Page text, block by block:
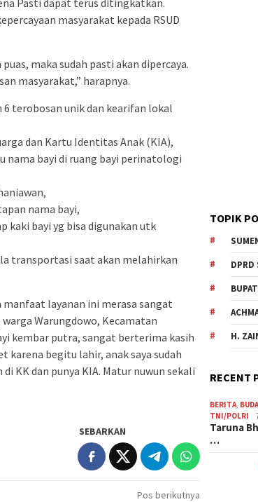
Pasti dapat terus ditingkatkan.
masyarakat kepada RSUD
maka sudah pasti akan dipercaya.
masyarakat,” harapnya.
6 terobosan unik dan kearifan lokal
dan Kartu Identitas Anak (KIA),
nama bayi di ruang bayi perinatologi
nama bayi,
kaki bayi yg bisa digunakan utk
transportasi saat akan melahirkan
manfaat layanan ini merasa sangat
Warungdowo, Kecamatan
kembar putra, sangat berterima kasih
karena begitu lahir, anak saya sudah
KK dan punya KIA. Matur nuwun sekali
SEBARKAN
Pos berikutnya
TOPIK
DPRD
H.
RECENT
BERITA,
TNI/POLRI
Taruna
…